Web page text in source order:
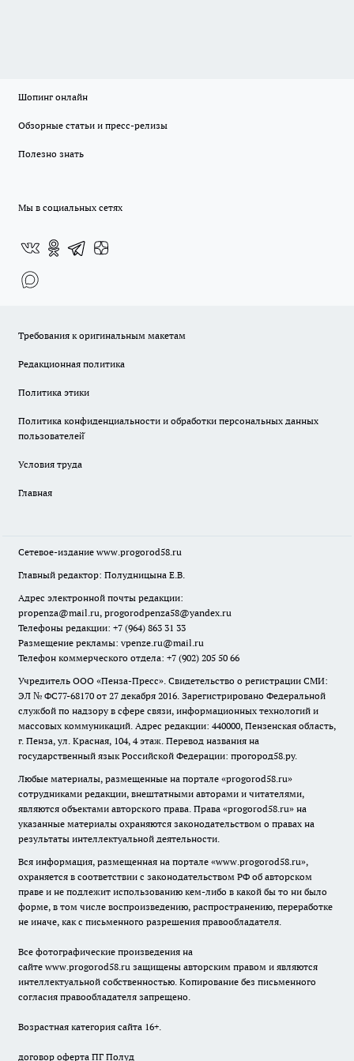
Шопинг онлайн
Обзорные статьи и пресс-релизы
Полезно знать
Мы в социальных сетях
Требования к оригинальным макетам
Редакционная политика
Политика этики
Политика конфиденциальности и обработки персональных данных
пользователей̆
Условия труда
Главная
Сетевое-издание www.progorod58.ru
Главный редактор: Полудницына Е.В.
Адрес электронной почты редакции:
propenza@mail.ru, progorodpenza58@yandex.ru
Телефоны редакции: +7 (964) 863 31 33
Размещение рекламы: vpenze.ru@mail.ru
Телефон коммерческого отдела: +7 (902) 205 50 66
Учредитель ООО «Пенза-Пресс». Свидетельство о регистрации СМИ:
ЭЛ № ФС77-68170 от 27 декабря 2016. Зарегистрировано Федеральной
службой по надзору в сфере связи, информационных технологий и
массовых коммуникаций. Адрес редакции: 440000, Пензенская область,
г. Пенза, ул. Красная, 104, 4 этаж. Перевод названия на
государственный язык Российской Федерации: прогород58.ру.
Любые материалы, размещенные на портале «progorod58.ru»
сотрудниками редакции, внештатными авторами и читателями,
являются объектами авторского права. Права «progorod58.ru» на
указанные материалы охраняются законодательством о правах на
результаты интеллектуальной деятельности.
Вся информация, размещенная на портале «www.progorod58.ru»,
охраняется в соответствии с законодательством РФ об авторском
праве и не подлежит использованию кем-либо в какой бы то ни было
форме, в том числе воспроизведению, распространению, переработке
не иначе, как с письменного разрешения правообладателя.
Все фотографические произведения на
сайте www.progorod58.ru защищены авторским правом и являются
интеллектуальной собственностью. Копирование без письменного
согласия правообладателя запрещено.
Возрастная категория сайта 16+.
договор оферта ПГ Полуд